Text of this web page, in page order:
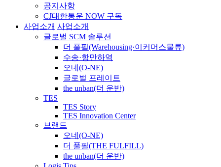
공지사항
CJ대한통운 NOW 구독
사업소개 사업소개
글로벌 SCM 솔루션
더 풀필(Warehousing·이커머스물류)
수송·항만하역
오네(O-NE)
글로벌 프레이트
the unban(더 운반)
TES
TES Story
TES Innovation Center
브랜드
오네(O-NE)
더 풀필(THE FULFILL)
the unban(더 운반)